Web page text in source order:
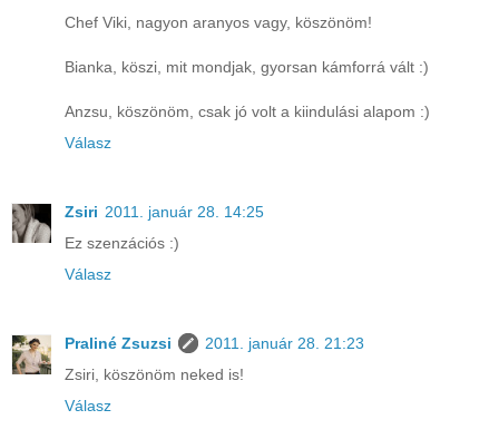
Chef Viki, nagyon aranyos vagy, köszönöm!
Bianka, köszi, mit mondjak, gyorsan kámforrá vált :)
Anzsu, köszönöm, csak jó volt a kiindulási alapom :)
Válasz
Zsiri 2011. január 28. 14:25
Ez szenzációs :)
Válasz
Praliné Zsuzsi
2011. január 28. 21:23
Zsiri, köszönöm neked is!
Válasz